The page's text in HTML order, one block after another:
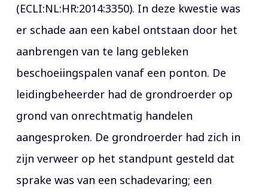
(ECLI:NL:HR:2014:3350). In deze kwestie was
er schade aan een kabel ontstaan door het
aanbrengen van te lang gebleken
beschoeiingspalen vanaf een ponton. De
leidingbeheerder had de grondroerder op
grond van onrechtmatig handelen
aangesproken. De grondroerder had zich in
zijn verweer op het standpunt gesteld dat
sprake was van een schadevaring; een